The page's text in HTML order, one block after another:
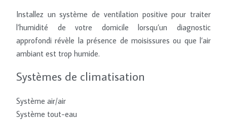
Installez un système de ventilation positive pour traiter
l’humidité de votre domicile lorsqu’un diagnostic
approfondi révèle la présence de moisissures ou que l’air
ambiant est trop humide.
Systèmes de climatisation
Système air/air
Système tout-eau